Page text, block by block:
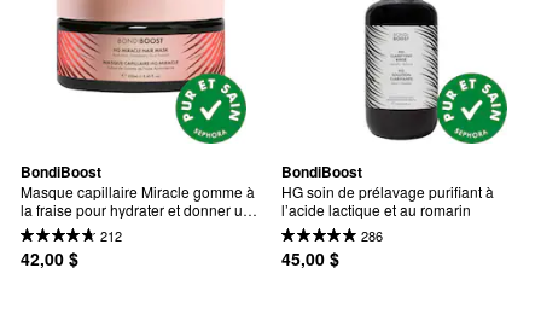
BondiBoost
Masque capillaire Miracle gomme à
la fraise pour hydrater et donner un
éclat à vos cheveux.
212
42,00 $
BondiBoost
HG soin de prélavage purifiant à
l’acide lactique et au romarin
286
45,00 $